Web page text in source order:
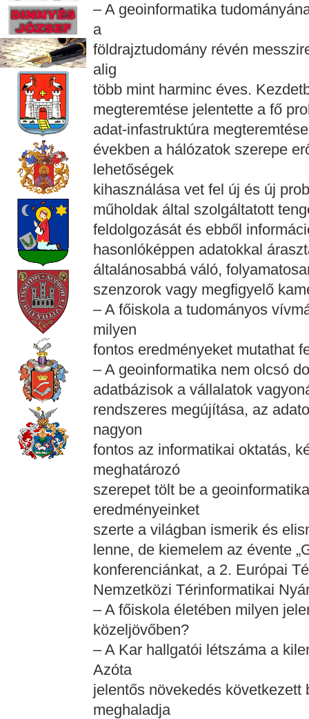
– A geoinformatika
a
földrajztudomány révén
alig
több mint harminc éves.
megteremtése jelentette a fő
adat-infastruktúra
években a hálózatok szerepe
lehetőségek
kihasználása vet fel új és új
műholdak által szolgáltatott
feldolgozását és ebből
hasonlóképpen adatokkal
általánosabbá váló,
szenzorok vagy megfigyelő
– A főiskola a tudományos
milyen
fontos eredményeket mutathat
– A geoinformatika nem olcsó
adatbázisok a vállalatok
rendszeres megújítása, az
nagyon
fontos az informatikai oktatás,
meghatározó
szerepet tölt be a
eredményeinket
szerte a világban ismerik és
lenne, de kiemelem az évente
konferenciánkat, a 2. Európai
Nemzetközi Térinformatikai
– A főiskola életében milyen
közeljövőben?
– A Kar hallgatói létszáma a
Azóta
jelentős növekedés
meghaladja